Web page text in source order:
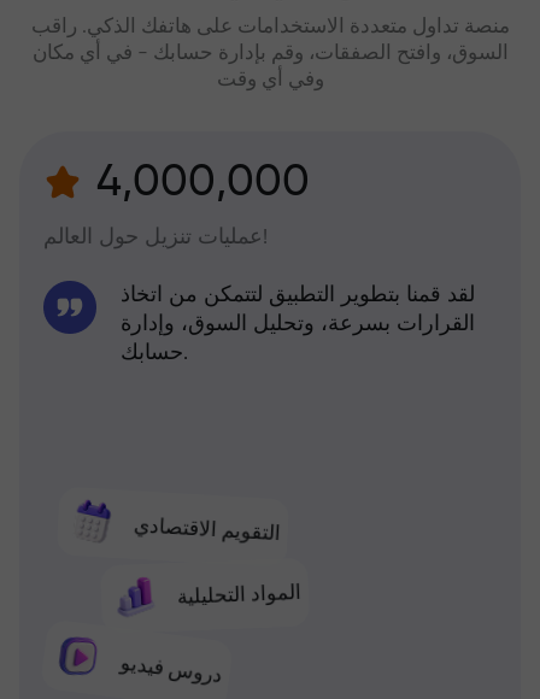
منصة تداول متعددة الاستخدامات على هاتفك الذكي. راقب
السوق، وافتح الصفقات، وقم بإدارة حسابك - في أي مكان
وفي أي وقت
4,000,000
عمليات تنزيل حول العالم!
التقويم الاقتصادي
المواد التحليلية
دروس فيديو
لقد قمنا بتطوير التطبيق لتتمكن من اتخاذ
القرارات بسرعة، وتحليل السوق، وإدارة
حسابك.